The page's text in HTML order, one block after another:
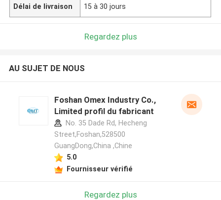
Délai de livraison 15 à 30 jours
Regardez plus
AU SUJET DE NOUS
Foshan Omex Industry Co.,
Limited profil du fabricant
No. 35 Dade Rd, Hecheng
Street,Foshan,528500
GuangDong,China ,Chine
5.0
Fournisseur vérifié
Regardez plus